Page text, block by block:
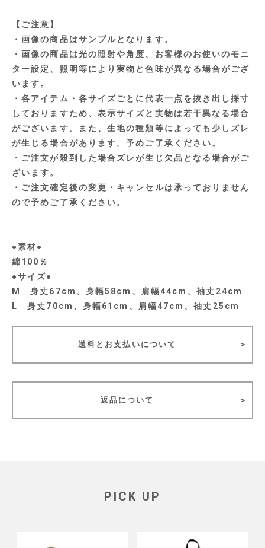
【ご注意】
・画像の商品はサンプルとなります。
・画像の商品は光の照射や角度、お客様のお使いのモニ
ター設定、照明等により実物と色味が異なる場合がござ
います。
・各アイテム・各サイズごとに代表一点を抜き出し採寸
しておりますため、表示サイズと実物は若干異なる場合
がございます。また、生地の種類等によっても少しズレ
が生じる場合があります。予めご了承ください。
・ご注文が殺到した場合ズレが生じ欠品となる場合がご
ざいます。
・ご注文確定後の変更・キャンセルは承っておりません
ので予めご了承ください。
●素材●
綿100％
●サイズ●
M 身丈67cm、身幅58cm、肩幅44cm、袖丈24cm
L 身丈70cm、身幅61cm、肩幅47cm、袖丈25cm
送料とお支払いについて
返品について
PICK UP